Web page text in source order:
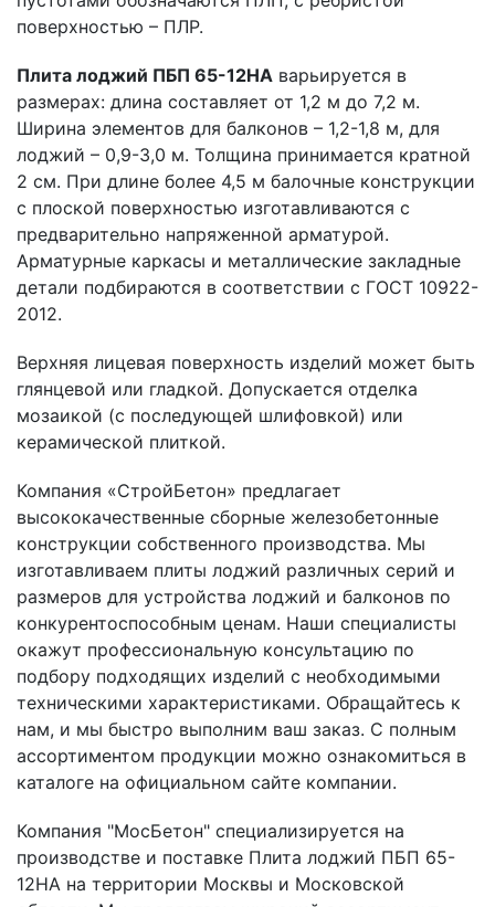
поверхностью – ПЛР.
Плита лоджий ПБП 65-12НА варьируется в
размерах: длина составляет от 1,2 м до 7,2 м.
Ширина элементов для балконов – 1,2-1,8 м, для
лоджий – 0,9-3,0 м. Толщина принимается кратной
2 см. При длине более 4,5 м балочные конструкции
с плоской поверхностью изготавливаются с
предварительно напряженной арматурой.
Арматурные каркасы и металлические закладные
детали подбираются в соответствии с ГОСТ 10922-
2012.
Верхняя лицевая поверхность изделий может быть
глянцевой или гладкой. Допускается отделка
мозаикой (с последующей шлифовкой) или
керамической плиткой.
Компания «СтройБетон» предлагает
высококачественные сборные железобетонные
конструкции собственного производства. Мы
изготавливаем плиты лоджий различных серий и
размеров для устройства лоджий и балконов по
конкурентоспособным ценам. Наши специалисты
окажут профессиональную консультацию по
подбору подходящих изделий с необходимыми
техническими характеристиками. Обращайтесь к
нам, и мы быстро выполним ваш заказ. С полным
ассортиментом продукции можно ознакомиться в
каталоге на официальном сайте компании.
Компания "МосБетон" специализируется на
производстве и поставке Плита лоджий ПБП 65-
12НА на территории Москвы и Московской